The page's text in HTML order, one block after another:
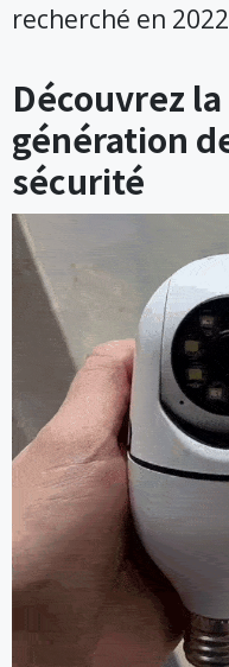
recherché en
Découvrez
génération
sécurité